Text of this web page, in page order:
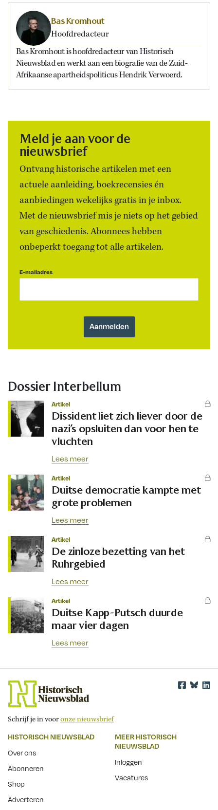
Bas Kromhout
Hoofdredacteur
Bas Kromhout is hoofdredacteur van Historisch
Nieuwsblad en werkt aan een biografie van de Zuid-
Afrikaanse apartheidspoliticus Hendrik Verwoerd.
Meld je aan voor de
nieuwsbrief
Ontvang historische artikelen met een
actuele aanleiding, boekrecensies én
aanbiedingen wekelijks gratis in je inbox.
Met de nieuwsbrief mis je niets op het gebied
van geschiedenis. Abonnees hebben
onbeperkt toegang tot alle artikelen.
E-mailadres
Dossier Interbellum
Artikel
Dissident liet zich liever door de
nazi’s opsluiten dan voor hen te
vluchten
Lees meer
Artikel
Duitse democratie kampte met
grote problemen
Lees meer
Artikel
De zinloze bezetting van het
Ruhrgebied
Lees meer
Artikel
Duitse Kapp-Putsch duurde
maar vier dagen
Lees meer
Schrijf je in vooronze nieuwsbrief
HISTORISCH NIEUWSBLAD
Over ons
Abonneren
Shop
Adverteren
MEER HISTORISCH
NIEUWSBLAD
Inloggen
Vacatures